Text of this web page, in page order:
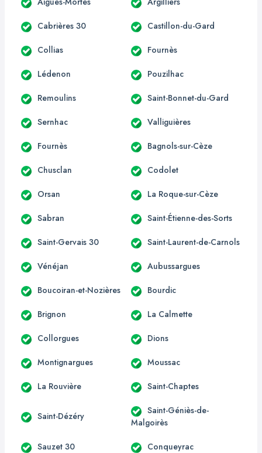
Cabrières 30 Castillon-du-Gard
Collias Fournès
Lédenon Pouzilhac
Remoulins Saint-Bonnet-du-Gard
Sernhac Valliguières
Fournès Bagnols-sur-Cèze
Chusclan Codolet
Orsan La Roque-sur-Cèze
Sabran Saint-Étienne-des-Sorts
Saint-Gervais 30 Saint-Laurent-de-Carnols
Vénéjan Aubussargues
Boucoiran-et-Nozières Bourdic
Brignon La Calmette
Collorgues Dions
Montignargues Moussac
La Rouvière Saint-Chaptes
Saint-Dézéry
Saint-Géniès-de-
Malgoirès
Sauzet 30 Conqueyrac